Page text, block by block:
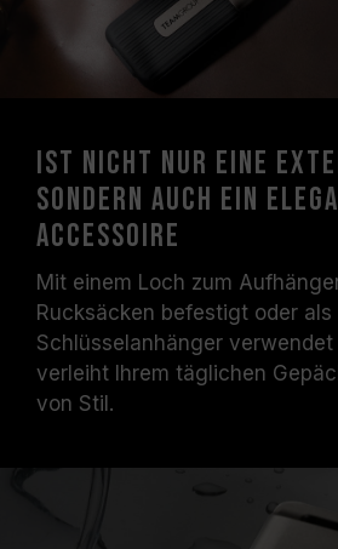
Ist nicht nur eine
sondern auch ein
Accessoire
Mit einem Loch zum
Rucksäcken befestigt oder als
Schlüsselanhänger verwendet
verleiht Ihrem täglichen
von Stil.